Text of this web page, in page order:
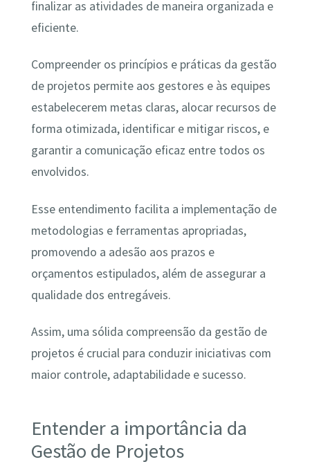
finalizar as atividades de maneira organizada e
eficiente.
Compreender os princípios e práticas da gestão
de projetos permite aos gestores e às equipes
estabelecerem metas claras, alocar recursos de
forma otimizada, identificar e mitigar riscos, e
garantir a comunicação eficaz entre todos os
envolvidos.
Esse entendimento facilita a implementação de
metodologias e ferramentas apropriadas,
promovendo a adesão aos prazos e
orçamentos estipulados, além de assegurar a
qualidade dos entregáveis.
Assim, uma sólida compreensão da gestão de
projetos é crucial para conduzir iniciativas com
maior controle, adaptabilidade e sucesso.
Entender a importância da
Gestão de Projetos